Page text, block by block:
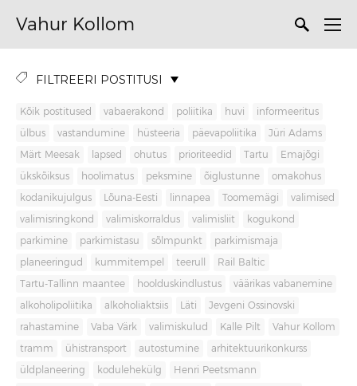
Vahur Kollom
FILTREERI POSTITUSI
Kõik postitused vabaerakond poliitika huvi informeeritus
ülbus vastandumine hüsteeria päevapoliitika Jüri Adams
Märt Meesak lapsed ohutus prioriteedid Tartu Emajõgi
ükskõiksus hoolimatus peksmine õiglustunne omakohus
kodanikujulgus Lõuna-Eesti linnapea Toomemägi valimised
valimisringkond valimiskorraldus valimisliit kogukond
parkimine parkimistasu sõlmpunkt parkimismaja
planeeringud kummitempel teerull Rail Baltic
Tartu-Tallinn maantee hoolduskindlustus väärikas vabanemine
alkoholipoliitika alkoholiaktsiis Läti Jevgeni Ossinovski
rahastamine Vaba Värk valimiskulud Kalle Pilt Vahur Kollom
tramm ühistransport autostumine arhitektuurikonkurss
üldplaneering kodulehekülg Henri Peetsmann